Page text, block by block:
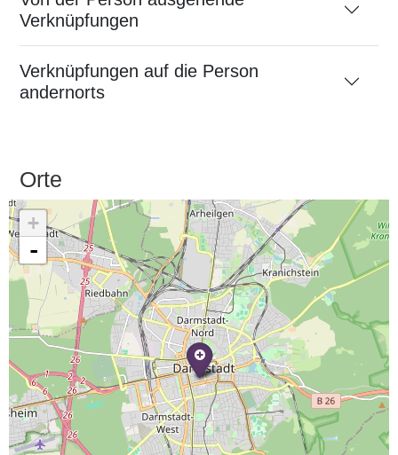
Verknüpfungen
Verknüpfungen auf die Person
andernorts
Orte
+
-